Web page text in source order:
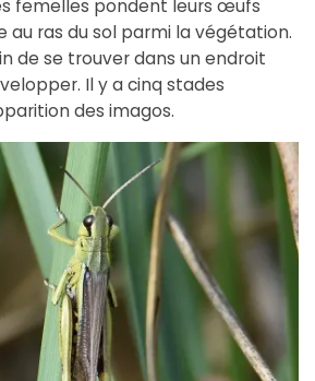
femelles pondent leurs œufs
au ras du sol parmi la végétation.
de se trouver dans un endroit
Il y a cinq stades
des imagos.